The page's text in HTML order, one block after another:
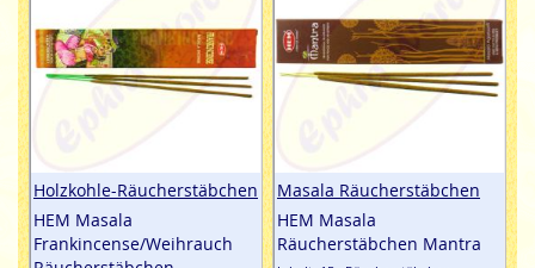
Holzkohle-Räucherstäbchen
HEM Masala
Frankincense/Weihrauch
Masala Räucherstäbchen
HEM Masala
Räucherstäbchen Mantra